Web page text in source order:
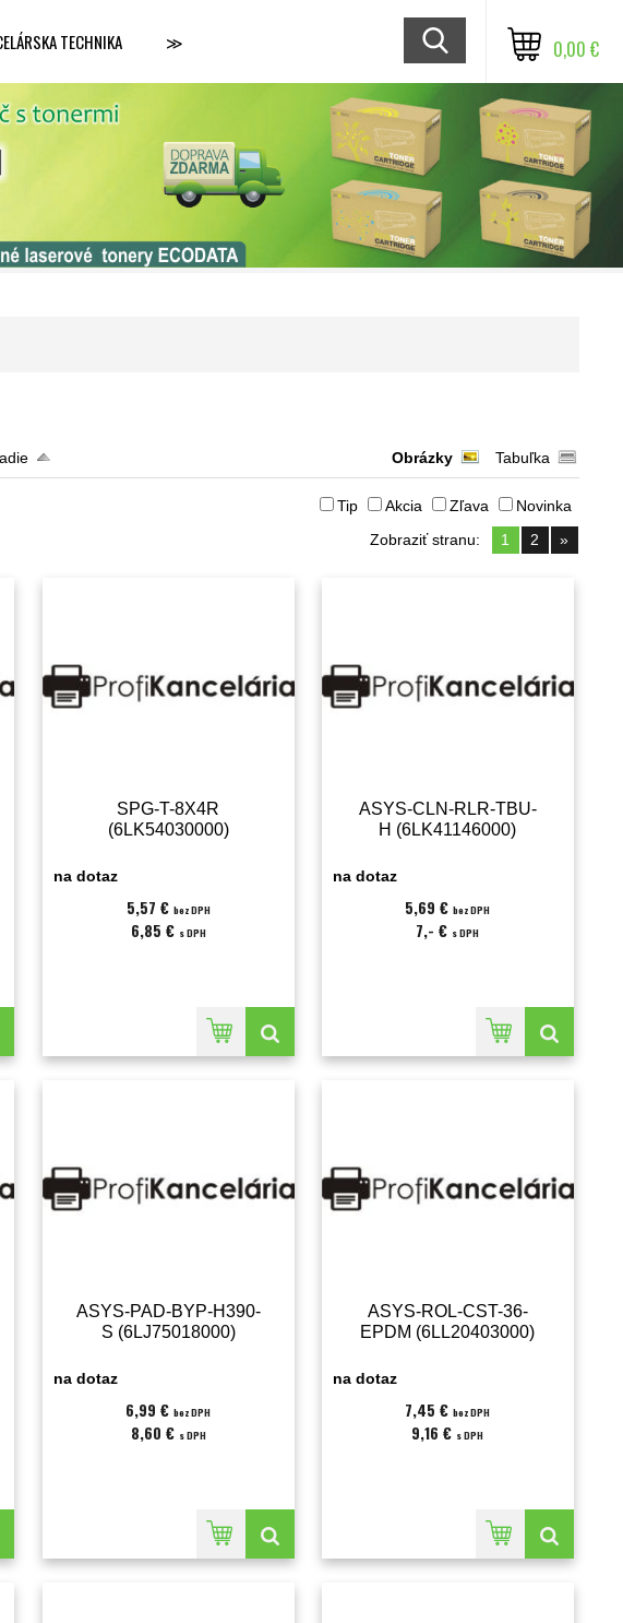
TECHNIKA ≫ 0,00 €
Obrázky Tabuľka
Tip Akcia Zľava
Novinka
Zobraziť stranu: 1 2 »
SPG-T-8X4R
(6LK54030000)
na dotaz
5,57 € bez DPH
6,85 € s DPH
ASYS-CLN-RLR-TBU-
H (6LK41146000)
na dotaz
5,69 €bez DPH
7,- € s DPH
ASYS-PAD-BYP-H390-
S (6LJ75018000)
na dotaz
6,99 €bez DPH
8,60 € s DPH
ASYS-ROL-CST-36-
EPDM (6LL20403000)
na dotaz
7,45 €bez DPH
9,16 € s DPH